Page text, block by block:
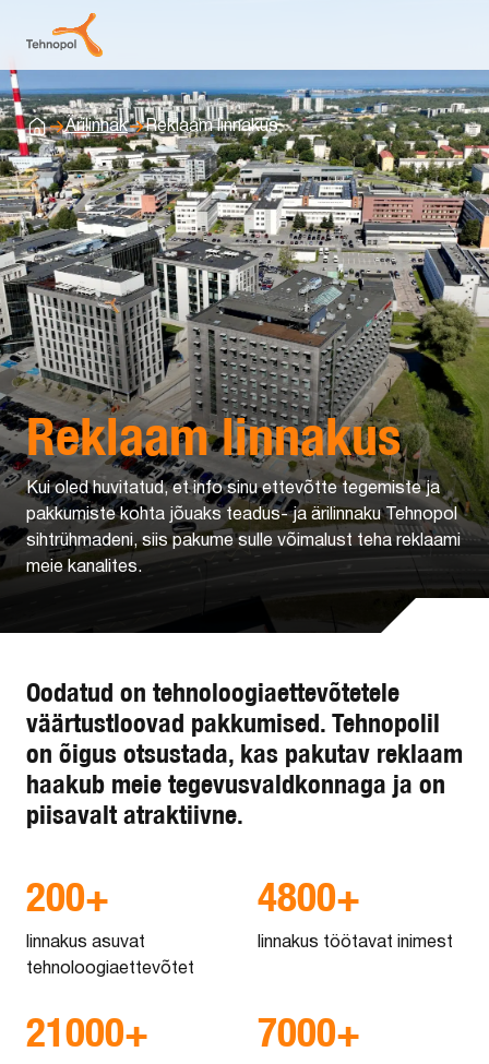
AvalehtÄrilinnak Reklaam linnakus
Reklaam linnakus
Kui oled huvitatud, et info sinu ettevõtte tegemiste ja
pakkumiste kohta jõuaks teadus- ja ärilinnaku Tehnopol
sihtrühmadeni, siis pakume sulle võimalust teha reklaami
meie kanalites.
Oodatud on tehnoloogiaettevõtetele
väärtustloovad pakkumised. Tehnopolil
on õigus otsustada, kas pakutav reklaam
haakub meie tegevusvaldkonnaga ja on
piisavalt atraktiivne.
200+
linnakus asuvat
tehnoloogiaettevõtet
4800+
linnakus töötavat inimest
21000+ 7000+